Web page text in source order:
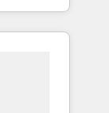
the